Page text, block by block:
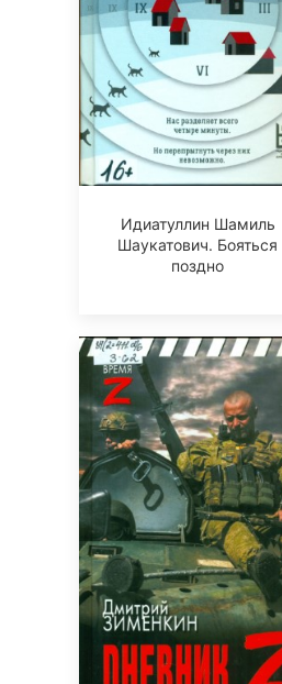
Идиатуллин Шамиль
Шаукатович. Бояться
поздно